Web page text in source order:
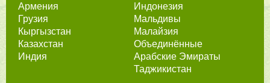
Армения
Грузия
Кыргызстан
Казахстан
Индия
Индонезия
Мальдивы
Малайзия
Объединённые
Арабские Эмираты
Таджикистан